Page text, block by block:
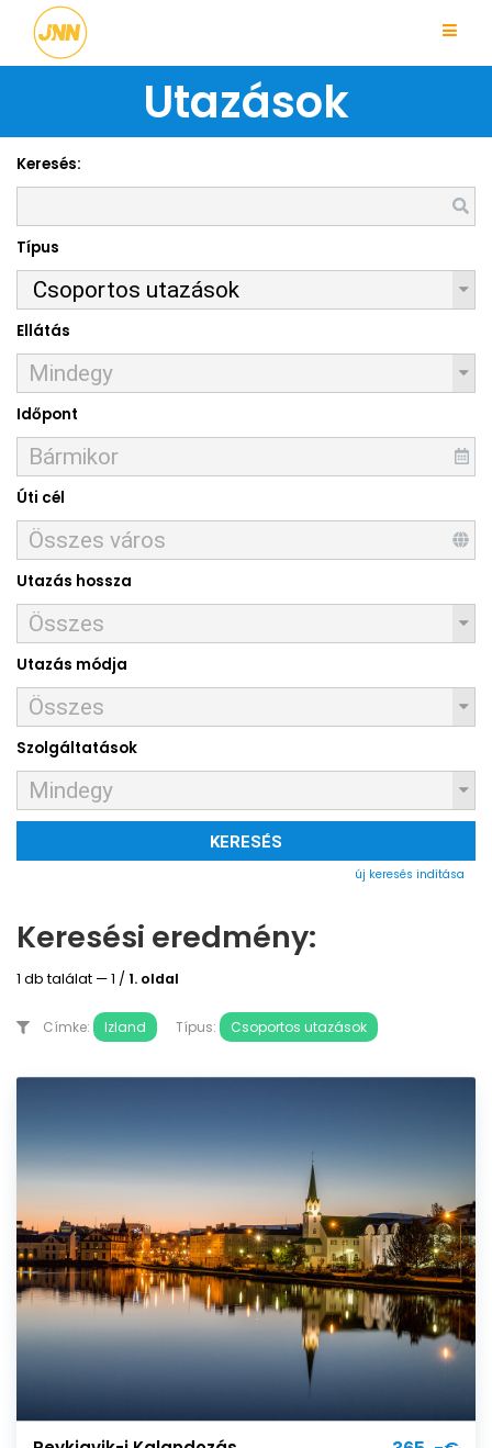
Utazások
Keresés:
Típus
Ellátás
Időpont
Úti cél
Utazás hossza
Utazás módja
Szolgáltatások
KERESÉS
új keresés indítása
Keresési eredmény:
1 db találat — 1 / 1. oldal
Címke: Izland Típus: Csoportos utazások